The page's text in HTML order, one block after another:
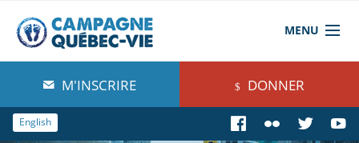
MENU
À propos de nous
Blog
M'INSCRIRE DONNER
English